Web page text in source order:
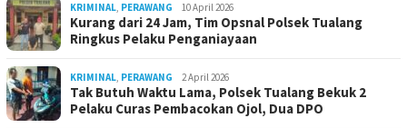
KRIMINAL, PERAWANG 10 April 2026
Kurang dari 24 Jam, Tim Opsnal Polsek Tualang
Ringkus Pelaku Penganiayaan
KRIMINAL, PERAWANG 2 April 2026
Tak Butuh Waktu Lama, Polsek Tualang Bekuk 2
Pelaku Curas Pembacokan Ojol, Dua DPO